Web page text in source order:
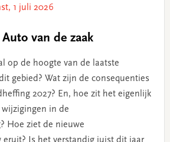
1 juli 2026
van de zaak
op de hoogte van de laatste
gebied? Wat zijn de consequenties
2027? En, hoe zit het eigenlijk
in de
Hoe ziet de nieuwe